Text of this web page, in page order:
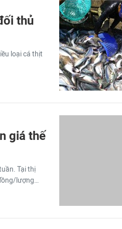
thủ
loại cá thịt
giá thế
Tại thị
lượng…